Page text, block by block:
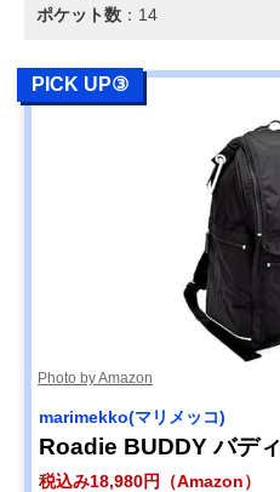
ポケット数 ：14
PICK UP③
Photo by Amazon
marimekko(マリメッコ)
Roadie BUDDY バディ
税込み18,980円（Amazon）